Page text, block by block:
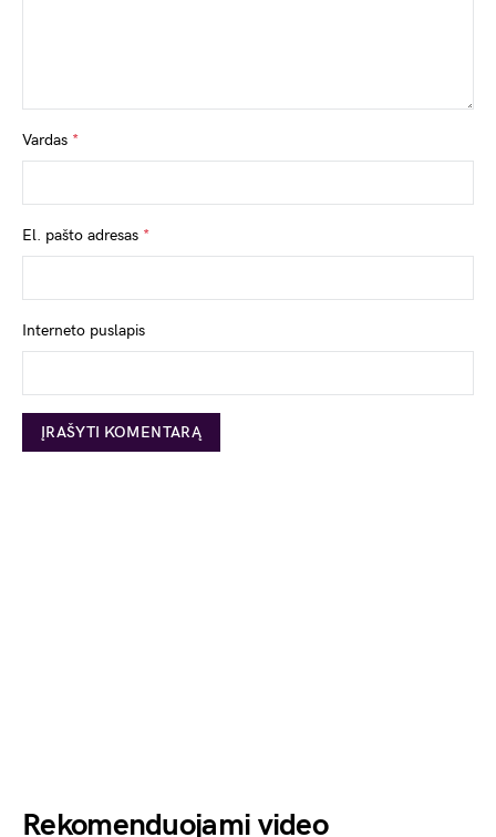
Vardas *
El. pašto adresas *
Interneto puslapis
Rekomenduojami video